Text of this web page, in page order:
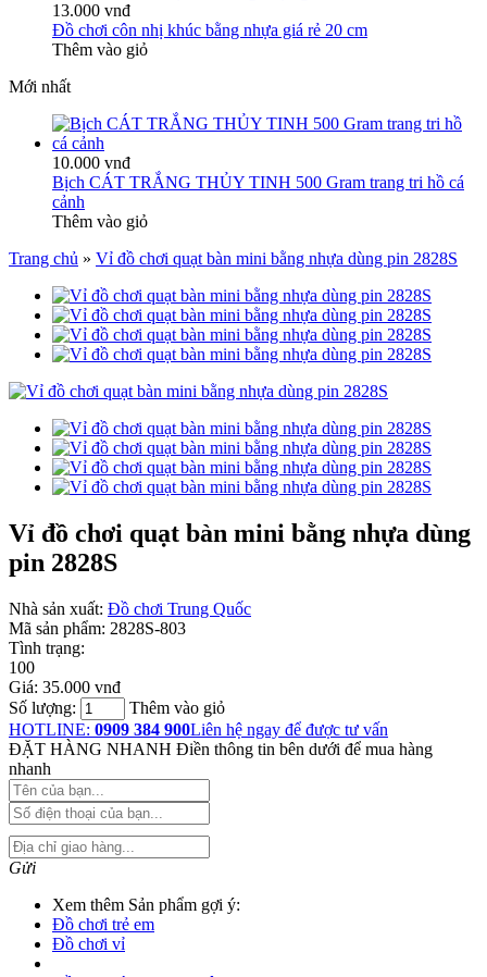
13.000 vnđ
Đồ chơi côn nhị khúc bằng nhựa giá rẻ 20 cm
Thêm vào giỏ
Mới nhất
10.000 vnđ
Bịch CÁT TRẮNG THỦY TINH 500 Gram trang tri hồ cá
cảnh
Thêm vào giỏ
Trang chủ » Vỉ đồ chơi quạt bàn mini bằng nhựa dùng pin 2828S
Vỉ đồ chơi quạt bàn mini bằng nhựa dùng
pin 2828S
Nhà sản xuất: Đồ chơi Trung Quốc
Mã sản phẩm: 2828S-803
Tình trạng:
100
Giá: 35.000 vnđ
Số lượng:
Thêm vào giỏ
HOTLINE: 0909 384 900Liên hệ ngay để được tư vấn
ĐẶT HÀNG NHANH Điền thông tin bên dưới để mua hàng
nhanh
Gửi
Xem thêm Sản phẩm gợi ý:
Đồ chơi trẻ em
Đồ chơi vỉ